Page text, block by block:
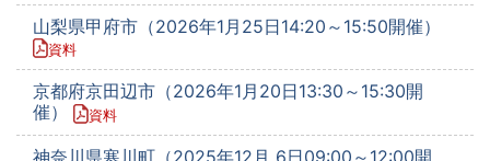
山梨県甲府市（2026年1月25日14:20～15:50開催）
資料
京都府京田辺市（2026年1月20日13:30～15:30開
催）
資料
神奈川県寒川町（2025年12月 6日09:00～12:00開